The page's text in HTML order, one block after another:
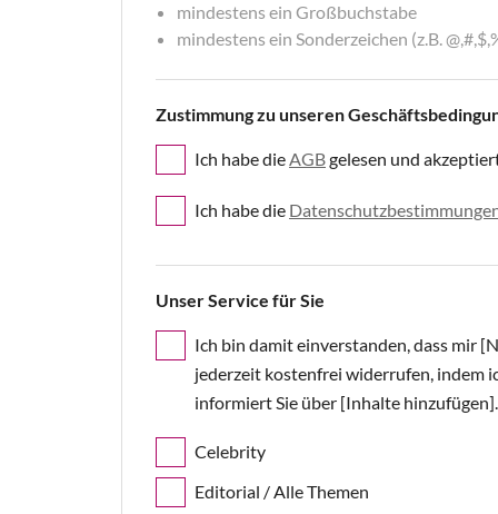
mindestens ein Großbuchstabe
mindestens ein Sonderzeichen (z.B.
Zustimmung zu unseren
Ich habe dieAGBgelesen und
Ich habe die
Unser Service für Sie
Ich bin damit einverstanden, dass mir
jederzeit kostenfrei widerrufen, indem
informiert Sie über [Inhalte hinzufügen].
Celebrity
Editorial / Alle Themen